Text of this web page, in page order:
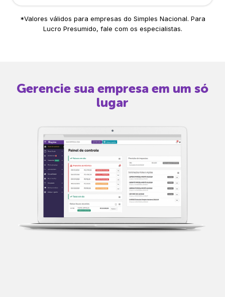
*Valores válidos para empresas do Simples Nacional. Para
Lucro Presumido, fale com os especialistas.
Gerencie sua empresa em um só
lugar